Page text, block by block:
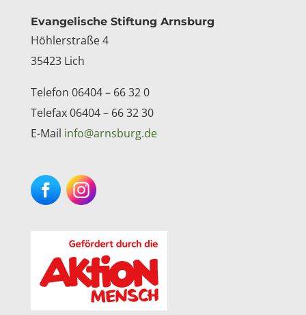
Kontakt
Evangelische Stiftung Arnsburg
Höhlerstraße 4
35423 Lich
Telefon 06404 – 66 32 0
Telefax 06404 – 66 32 30
E-Mail info@arnsburg.de